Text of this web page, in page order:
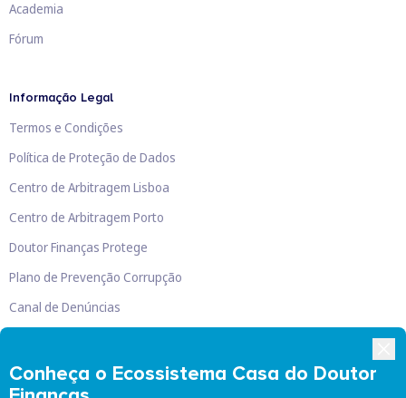
Conheça o Ecossistema Casa do Doutor
Academia
Fórum
Informação Legal
Termos e Condições
Política de Proteção de Dados
Centro de Arbitragem Lisboa
Centro de Arbitragem Porto
Doutor Finanças Protege
Plano de Prevenção Corrupção
Canal de Denúncias